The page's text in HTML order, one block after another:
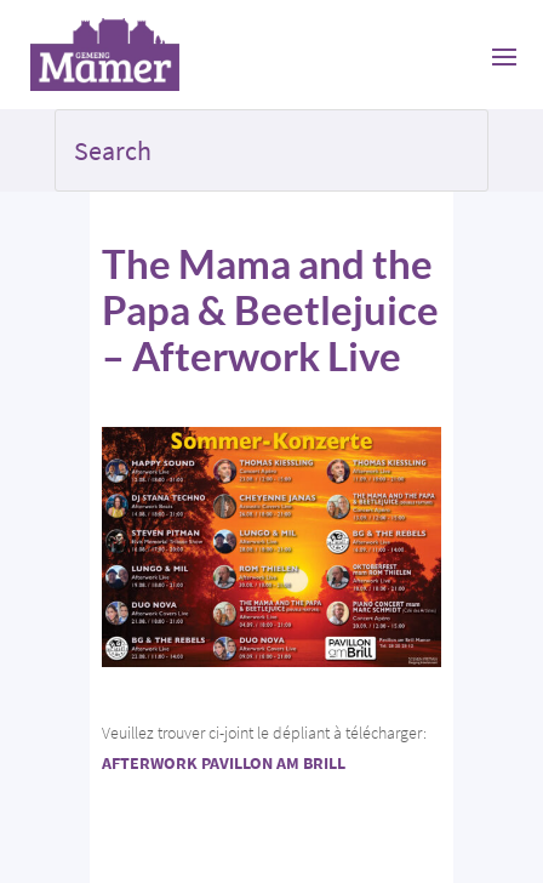
The Mama and the
Papa & Beetlejuice
– Afterwork Live
Veuillez trouver ci-joint le dépliant à télécharger:
AFTERWORK PAVILLON AM BRILL